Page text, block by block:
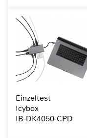
Einzeltest
Icybox
IB-DK4050-CPD